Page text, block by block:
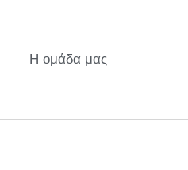
Η ομάδα μας